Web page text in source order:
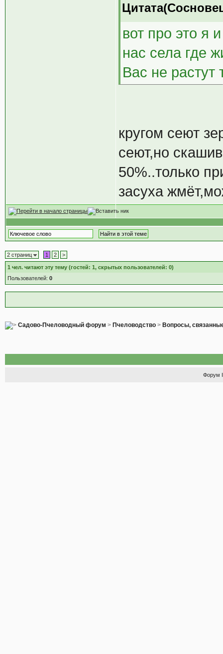
вот про это я
нас села где
Вас не
кругом сеют
сеют,но
50%..только
засуха
2 страниц 1 2 >
1 чел. читают эту тему (гостей: 1, скрытых пользователей: 0)
Пользователей: 0
Садово-Пчеловодный форум > Пчеловодство> Вопросы,
Форум